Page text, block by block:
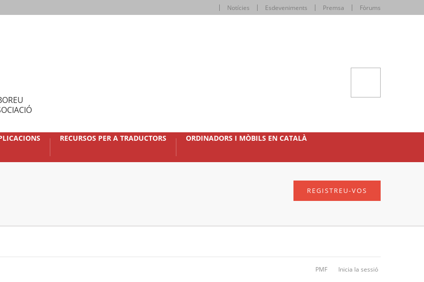
Notícies Esdeveniments Premsa Fòrums
RECURSOS PER A TRADUCTORS ORDINADORS I MÒBILS EN CATALÀ
REGISTREU-VOS
PMF Inicia la sessió